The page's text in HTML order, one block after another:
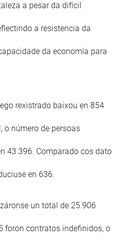
a pesar da difícil
a resistencia da
da economía para
rexistrado baixou en 854
o número de persoas
43.396. Comparado cos dato
en 636.
un total de 25.906
foron contratos indefinidos, o